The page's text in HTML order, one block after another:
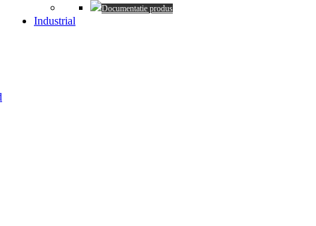
Documentatie produs
Industrial